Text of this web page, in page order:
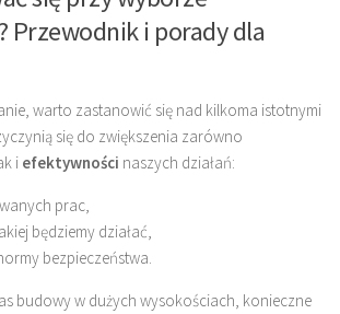
Przewodnik i porady dla
warto zastanowić się nad kilkoma istotnymi
się do zwiększenia zarówno
i efektywności naszych działań:
prac,
będziemy działać,
bezpieczeństwa.
budowy w dużych wysokościach, konieczne